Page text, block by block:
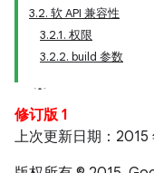
3.2. 软 API 兼容性
3.2.1. 权限
3.2.2. build 参数
修订版 1
上次更新日期：2015